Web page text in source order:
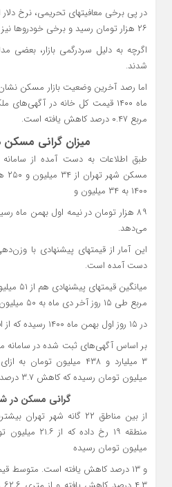
۲۶ هزار تومان رسید و برخی خودروها نیز با افت قیمت مواجه شدند؛
اگرچه به دلیل سردرگمی بازار، بعضی
شدند.
اما رصد آخرین وضعیت بازار مسکن
مربع ۰.۴۷ درصد کاهش یافته است.
میزان گرانی مسکن در
طبق اطلاعات به دست آمده از
۱۴۰۰ به ۳۴ میلیون و
می‌دهد.
این آمار از قیمتهای پیشنهادی با
دست آمده است.
مربع طی ۱۵ روز آخر دی ماه به ۵۰ میلیون و ۷۱۴ هزار تومان
در ۱۵ روز اول بهمن ماه ۱۴۰۰ رسیده که از افت ۰.۸ درصدی حکایت دارد.
بر اساس آگهی‌های ثبت شده در سامانه
میلیون تومان رسیده که کاهش ۳.۷ درصدی را نشان می‌دهد.
گرانی مسکن در
از بین مناطق ۲۲ گانه شهر
میلیون تومان رسیده